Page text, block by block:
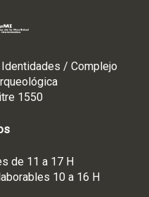
/ Complejo
1550
de 11 a 17 H
10 a 16 H